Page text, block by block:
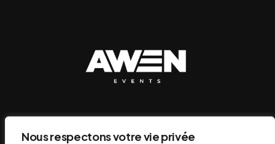
Nous respectons votre vie privée